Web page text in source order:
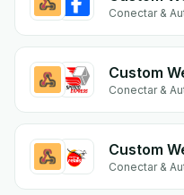
Conectar &
Conectar &
Conectar &